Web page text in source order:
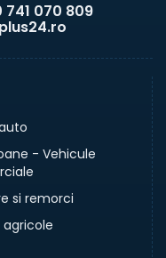
741 070 809
- Vehicule
si remorci
agricole